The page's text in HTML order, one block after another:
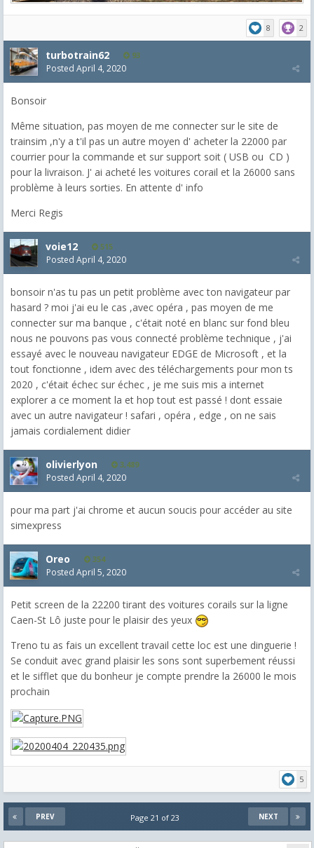
8 2
turbotrain62 93
Posted April 4, 2020
Bonsoir
Même situation, pas moyen de me connecter sur le site de
trainsim ,n'y a t'il pas un autre moyen d' acheter la 22000 par
courrier pour la commande et sur support soit ( USB ou CD )
pour la livraison. J' ai acheté les voitures corail et la 26000 sans
problème à leurs sorties. En attente d' info
Merci Regis
voie12 515
Posted April 4, 2020
bonsoir n'as tu pas un petit problème avec ton navigateur par
hasard ? moi j'ai eu le cas ,avec opéra , pas moyen de me
connecter sur ma banque , c'était noté en blanc sur fond bleu
nous ne pouvons pas vous connecté problème technique , j'ai
essayé avec le nouveau navigateur EDGE de Microsoft , et la
tout fonctionne , idem avec des téléchargements pour mon ts
2020 , c'était échec sur échec , je me suis mis a internet
explorer a ce moment la et hop tout est passé ! dont essaie
avec un autre navigateur ! safari , opéra , edge , on ne sais
jamais cordialement didier
olivierlyon 3,489
Posted April 4, 2020
pour ma part j'ai chrome et aucun soucis pour accéder au site
simexpress
Oreo 354
Posted April 5, 2020
Petit screen de la 22200 tirant des voitures corails sur la ligne
Caen-St Lô juste pour le plaisir des yeux
Treno tu as fais un excellent travail cette loc est une dinguerie !
Se conduit avec grand plaisir les sons sont superbement réussi
et le sifflet que du bonheur je compte prendre la 26000 le mois
prochain
5
PREV NEXT
Page 21 of 23